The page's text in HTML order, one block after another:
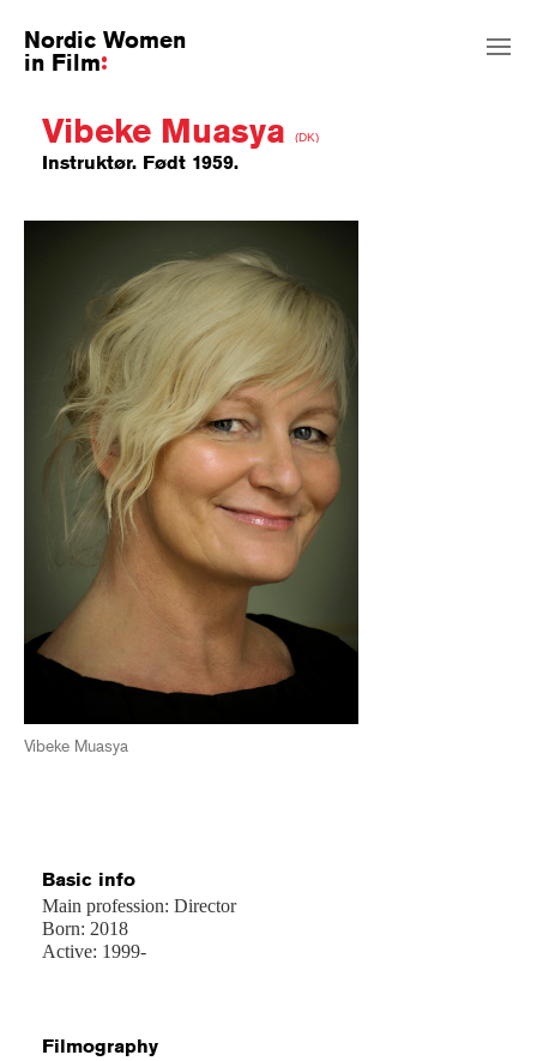
Nordic Women
in Film
Vibeke Muasya (DK)
Instruktør. Født 1959.
Vibeke Muasya
Basic info
Main profession: Director
Born: 2018
Active: 1999-
Filmography